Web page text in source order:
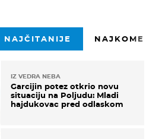
NAJČITANIJE
IZ VEDRA NEBA
Garcijin potez otkrio novu
situaciju na Poljudu: Mladi
hajdukovac pred odlaskom